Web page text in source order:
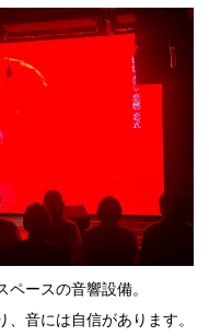
ースの音響設備。
音には自信があります。